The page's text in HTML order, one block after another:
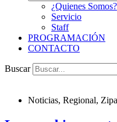
¿Quienes Somos?
Servicio
Staff
PROGRAMACIÓN
CONTACTO
Buscar
Noticias, Regional,